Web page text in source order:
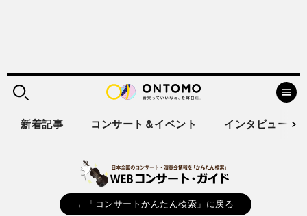
新着記事 コンサート＆イベント インタビュー
←「コンサートかんたん検索」に戻る